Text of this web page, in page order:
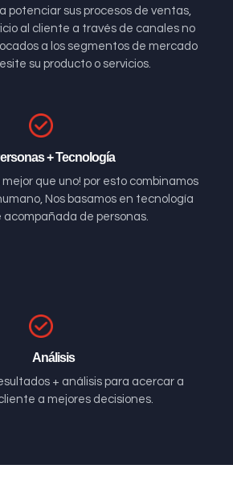
potenciar sus procesos de ventas,
al cliente a través de canales no
a los segmentos de mercado
su producto o servicios.
+ Tecnología
mejor que uno! por esto combinamos
Nos basamos en tecnología
acompañada de personas.
Análisis
+ análisis para acercar a
a mejores decisiones.